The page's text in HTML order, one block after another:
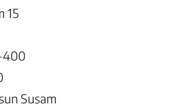
15
400
Susam